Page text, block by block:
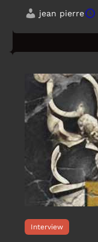
jean pierre
Interview